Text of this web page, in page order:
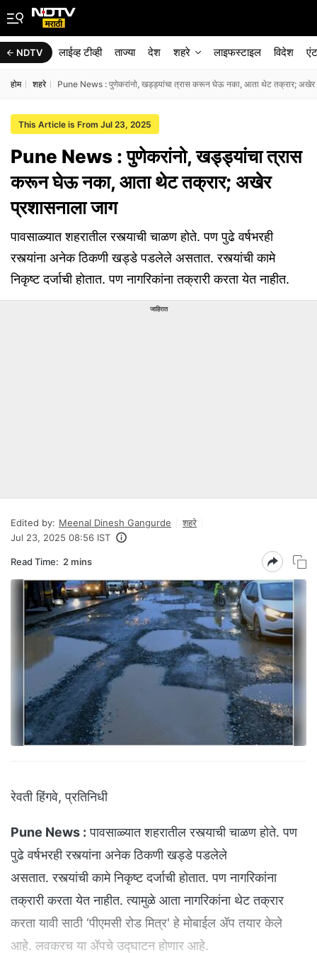
NDTV लाईव्ह टीव्ही ताज्या देश शहरे लाइफस्टाइल विदेश
होम शहरे Pune News : पुणेकरांनो, खड्ड्यांचा त्रास करून घेऊ नका, आता थेट तक्रार; अखेर
This Article is From Jul 23, 2025
Pune News : पुणेकरांनो, खड्ड्यांचा त्रास
करून घेऊ नका, आता थेट तक्रार; अखेर
प्रशासनाला जाग
पावसाळ्यात शहरातील रस्त्याची चाळण होते. पण पुढे वर्षभरही
रस्त्यांना अनेक ठिकणी खड्डे पडलेले असतात. रस्त्यांची कामे
निकृष्ट दर्जाची होतात. पण नागरिकांना तक्रारी करता येत नाहीत.
जाहिरात
Edited by: Meenal Dinesh Gangurde
शहरे
Jul 23, 2025 08:56 IST
Read Time: 2 mins
रेवती हिंगवे, प्रतिनिधी
Pune News : पावसाळ्यात शहरातील रस्त्याची चाळण होते. पण
पुढे वर्षभरही रस्त्यांना अनेक ठिकणी खड्डे पडलेले
असतात. रस्त्यांची कामे निकृष्ट दर्जाची होतात. पण नागरिकांना
तक्रारी करता येत नाहीत. त्यामुळे आता नागरिकांना थेट तक्रार
करता यावी साठी ‘पीएमसी रोड मित्र' हे मोबाईल ॲप तयार केले
आहे. लवकरच या ॲपचे उद्‍घाटन होणार आहे.